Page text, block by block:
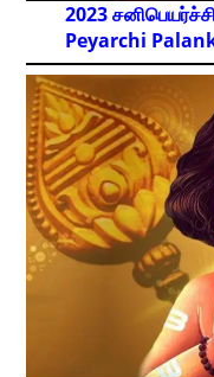
2023
Peyarchi